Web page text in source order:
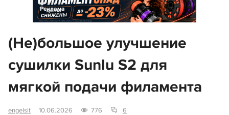
Реклама
(Не)большое улучшение
сушилки Sunlu S2 для
мягкой подачи филамента
engelsit 10.06.2026 776 6